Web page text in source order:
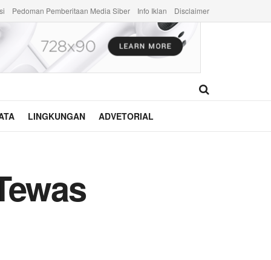
Pedoman Pemberitaan Media Siber Info Iklan Disclaimer
LINGKUNGAN ADVETORIAL